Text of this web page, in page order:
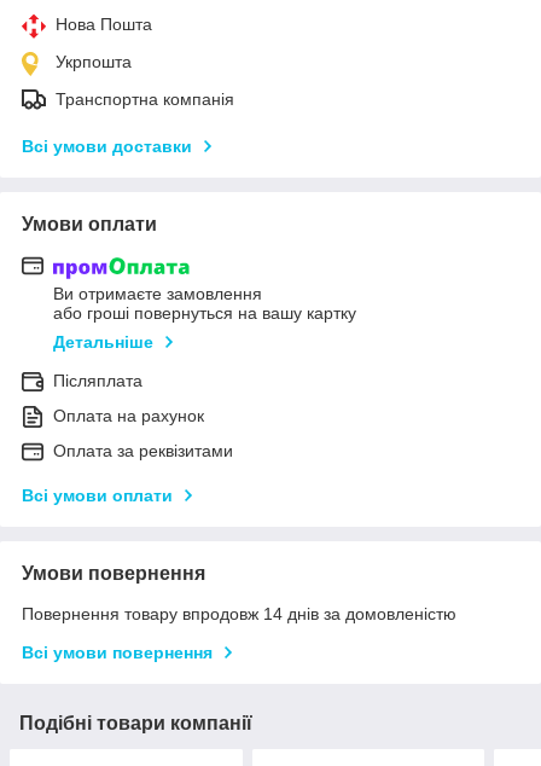
Нова Пошта
Укрпошта
Транспортна компанія
Всі умови доставки
Умови оплати
Ви отримаєте замовлення
або гроші повернуться на вашу картку
Детальніше
Післяплата
Оплата на рахунок
Оплата за реквізитами
Всі умови оплати
Умови повернення
Повернення товару впродовж 14 днів за домовленістю
Всі умови повернення
Подібні товари компанії